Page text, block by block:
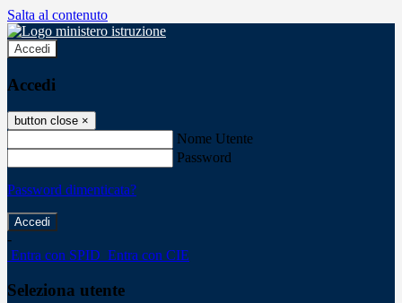
Salta al contenuto
Accedi
Accedi
button close ×
Nome Utente
Password
Password dimenticata?
-
Entra con SPID Entra con CIE
Seleziona utente